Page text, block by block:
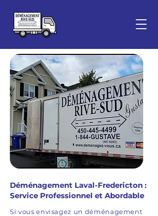
Déménagement Laval-Fredericton :
Service Professionnel et Abordable
Si vous envisagez un déménagement